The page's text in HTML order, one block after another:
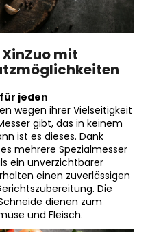
mit
für jeden
wegen ihrer Vielseitigkeit
gibt, das in keinem
ist es dieses. Dank
mehrere Spezialmesser
ein unverzichtbarer
einen zuverlässigen
Die
dienen zum
und Fleisch.